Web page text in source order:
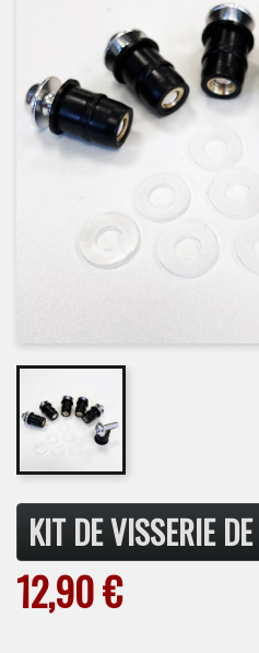
KIT DE VISSERIE
12,90 €